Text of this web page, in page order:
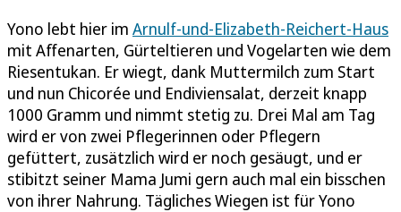
Yono lebt hier im Arnulf-und-Elizabeth-Reichert-Haus
mit Affenarten, Gürteltieren und Vogelarten wie dem
Riesentukan. Er wiegt, dank Muttermilch zum Start
und nun Chicorée und Endiviensalat, derzeit knapp
1000 Gramm und nimmt stetig zu. Drei Mal am Tag
wird er von zwei Pflegerinnen oder Pflegern
gefüttert, zusätzlich wird er noch gesäugt, und er
stibitzt seiner Mama Jumi gern auch mal ein bisschen
von ihrer Nahrung. Tägliches Wiegen ist für Yono